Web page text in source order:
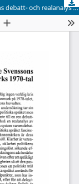
Krisen som aldrig kom. Om Palle Svenssons debatt- och realanalys av Danmarks 1970-tal